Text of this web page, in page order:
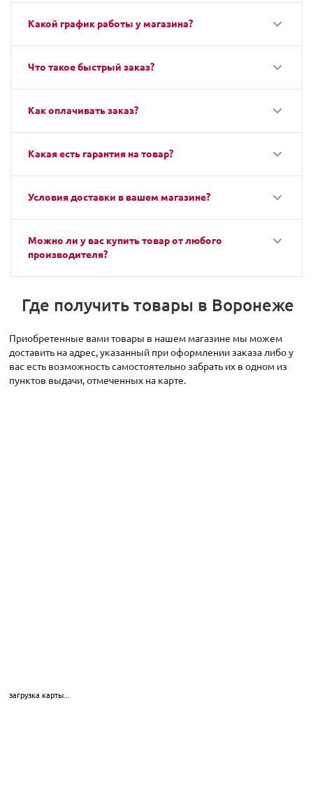
Какой график работы у магазина?
Что такое быстрый заказ?
Как оплачивать заказ?
Какая есть гарантия на товар?
Условия доставки в вашем магазине?
Можно ли у вас купить товар от любого
производителя?
Где получить товары в Воронеже
Приобретенные вами товары в нашем магазине мы можем
доставить на адрес, указанный при оформлении заказа либо у
вас есть возможность самостоятельно забрать их в одном из
пунктов выдачи, отмеченных на карте.
загрузка карты...